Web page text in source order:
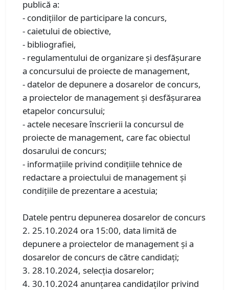
publică a:
- condiţiilor de participare la concurs,
- caietului de obiective,
- bibliografiei,
- regulamentului de organizare şi desfăşurare
a concursului de proiecte de management,
- datelor de depunere a dosarelor de concurs,
a proiectelor de management şi desfăşurarea
etapelor concursului;
- actele necesare înscrierii la concursul de
proiecte de management, care fac obiectul
dosarului de concurs;
- informațiile privind condițiile tehnice de
redactare a proiectului de management și
condițiile de prezentare a acestuia;
Datele pentru depunerea dosarelor de concurs
2. 25.10.2024 ora 15:00, data limită de
depunere a proiectelor de management şi a
dosarelor de concurs de către candidaţi;
3. 28.10.2024, selecţia dosarelor;
4. 30.10.2024 anunţarea candidaţilor privind